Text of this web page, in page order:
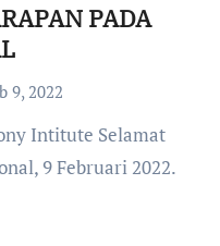
PADA
9, 2022
9 Februari 2022.